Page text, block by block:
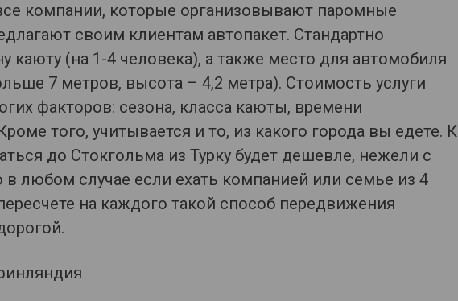
компании, которые организовывают паромные
своим клиентам автопакет. Стандартно
каюту (на 1-4 человека), а также место для автомобиля
7 метров, высота – 4,2 метра). Стоимость услуги
факторов: сезона, класса каюты, времени
того, учитывается и то, из какого города вы едете. К
до Стокгольма из Турку будет дешевле, нежели с
любом случае если ехать компанией или семье из 4
на каждого такой способ передвижения